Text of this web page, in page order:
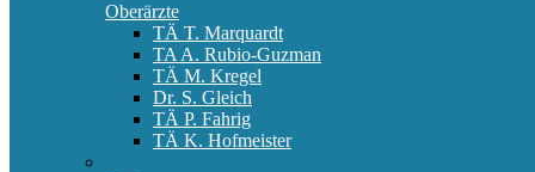
Oberärzte
TÄ T. Marquardt
TA A. Rubio-Guzman
TÄ M. Kregel
Dr. S. Gleich
TÄ P. Fahrig
TÄ K. Hofmeister